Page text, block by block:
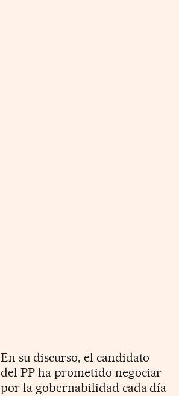
En su discurso, el candidato
del PP ha prometido negociar
por la gobernabilidad cada día